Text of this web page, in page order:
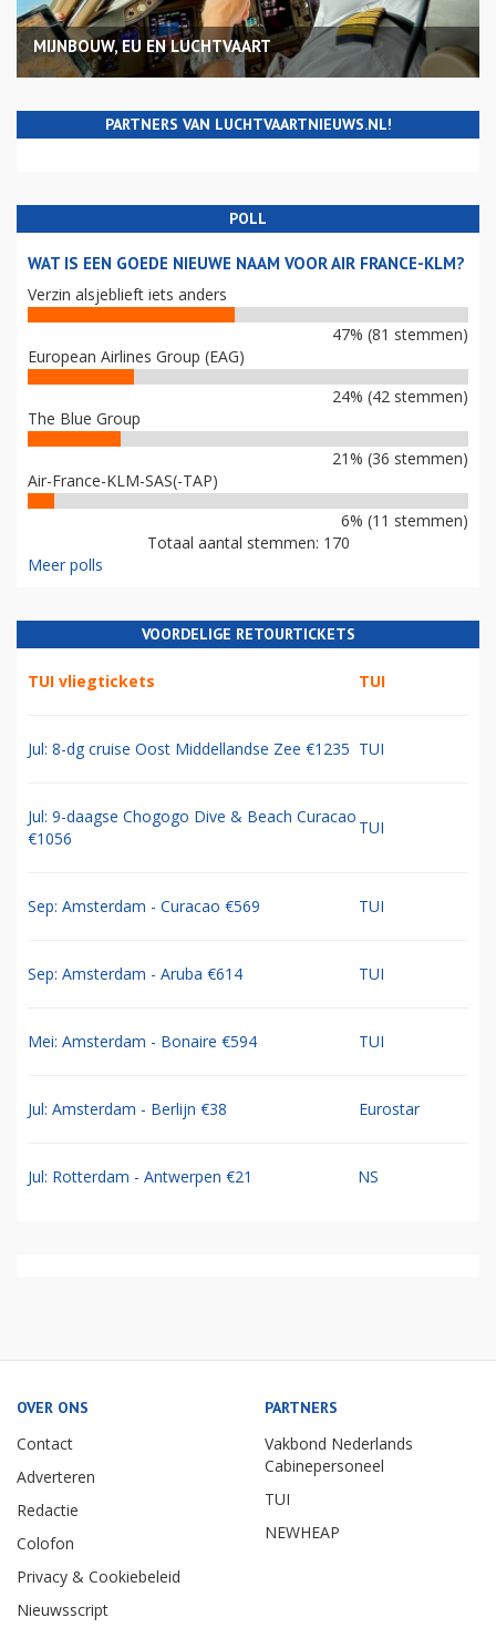
MIJNBOUW, EU EN LUCHTVAART
PARTNERS VAN LUCHTVAARTNIEUWS.NL!
POLL
WAT IS EEN GOEDE NIEUWE NAAM VOOR AIR FRANCE-KLM?
Verzin alsjeblieft iets anders
47% (81 stemmen)
European Airlines Group (EAG)
24% (42 stemmen)
The Blue Group
21% (36 stemmen)
Air-France-KLM-SAS(-TAP)
6% (11 stemmen)
Totaal aantal stemmen: 170
Meer polls
VOORDELIGE RETOURTICKETS
TUI vliegtickets TUI
Jul: 8-dg cruise Oost Middellandse Zee €1235 TUI
Jul: 9-daagse Chogogo Dive & Beach Curacao
€1056
TUI
Sep: Amsterdam - Curacao €569 TUI
Sep: Amsterdam - Aruba €614 TUI
Mei: Amsterdam - Bonaire €594 TUI
Jul: Amsterdam - Berlijn €38 Eurostar
Jul: Rotterdam - Antwerpen €21 NS
OVER ONS
Contact
Adverteren
Redactie
Colofon
Privacy & Cookiebeleid
Nieuwsscript
PARTNERS
Vakbond Nederlands
Cabinepersoneel
TUI
NEWHEAP